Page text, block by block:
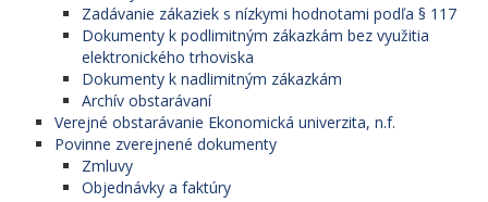
Zadávanie zákaziek s nízkymi hodnotami podľa § 117
Dokumenty k podlimitným zákazkám bez využitia
elektronického trhoviska
Dokumenty k nadlimitným zákazkám
Archív obstarávaní
Verejné obstarávanie Ekonomická univerzita, n.f.
Povinne zverejnené dokumenty
Zmluvy
Objednávky a faktúry